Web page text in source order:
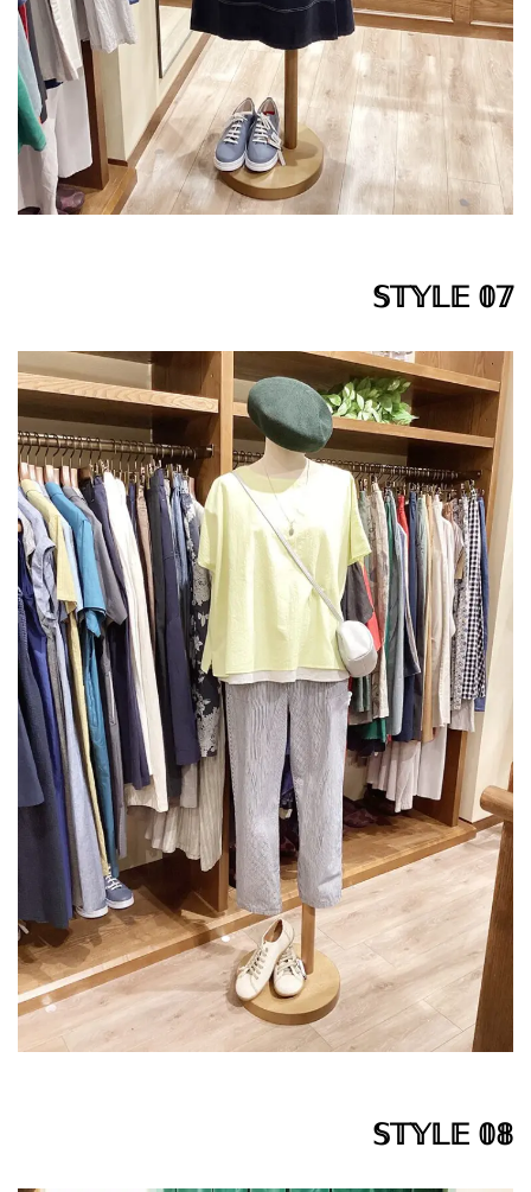
𝕊𝕋𝕐𝕃𝔼 𝟘𝟟
𝕊𝕋𝕐𝕃𝔼 𝟘𝟠